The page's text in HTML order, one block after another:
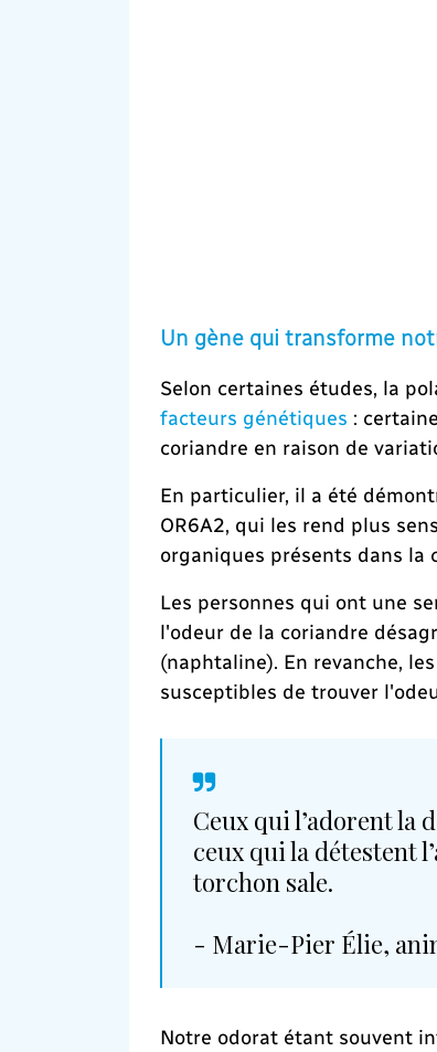
Un gène qui transforme
Selon certaines études, la
facteurs génétiques :
coriandre en raison de
En particulier, il a été
OR6A2, qui les rend plus
organiques présents dans la
Les personnes qui ont une
l'odeur de la coriandre
(naphtaline). En revanche,
susceptibles de trouver
Ceux qui l’adorent la
ceux qui la détestent
torchon sale.
- Marie-Pier Élie,
Notre odorat étant souvent